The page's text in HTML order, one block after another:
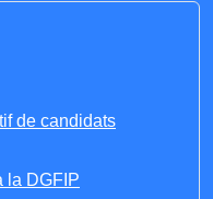
de candidats
la DGFIP